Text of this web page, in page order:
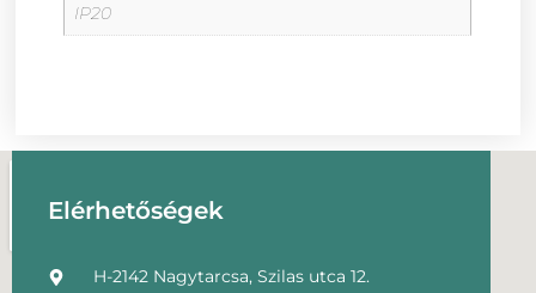
IP20
Elérhetőségek
H-2142 Nagytarcsa, Szilas utca 12.